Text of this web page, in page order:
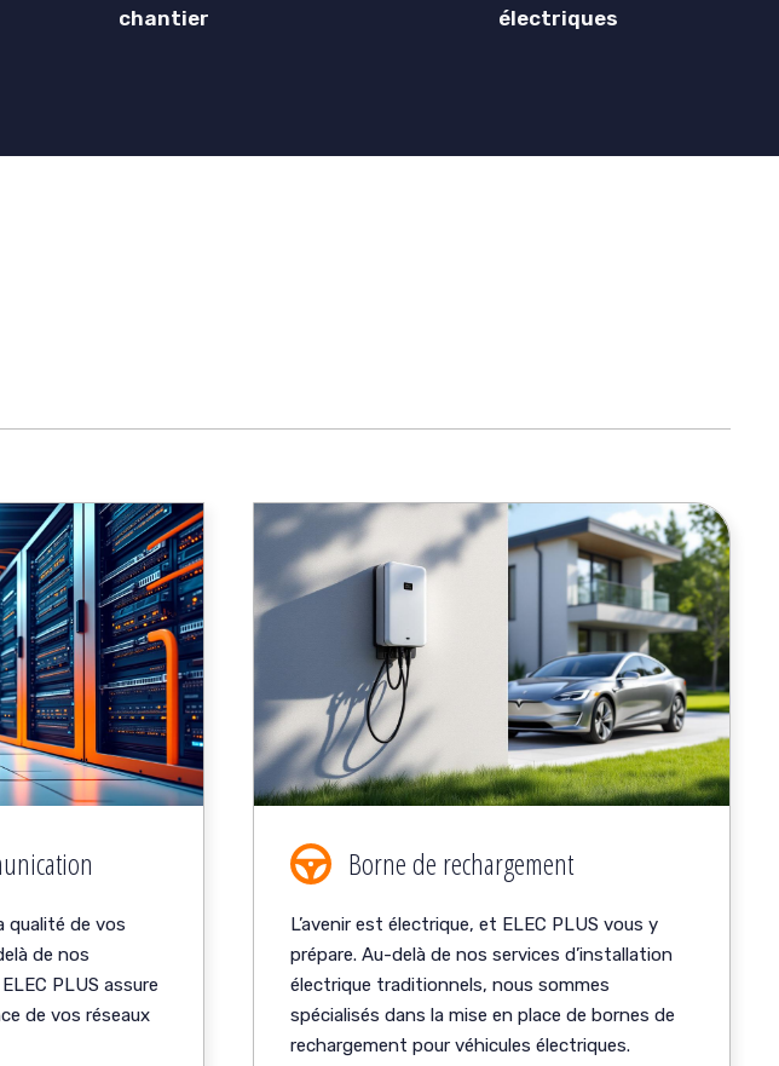
chantier
électriques
qualité de vos
de nos
PLUS assure
de vos réseaux
Borne de rechargement
L’avenir est électrique, et ELEC PLUS vous y
prépare. Au-delà de nos services d’installation
électrique traditionnels, nous sommes
spécialisés dans la mise en place de bornes de
rechargement pour véhicules électriques.